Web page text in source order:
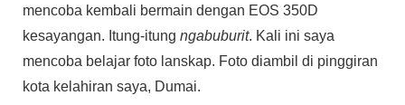
mencoba kembali bermain dengan EOS 350D
kesayangan. Itung-itung ngabuburit. Kali ini saya
mencoba belajar foto lanskap. Foto diambil di pinggiran
kota kelahiran saya, Dumai.